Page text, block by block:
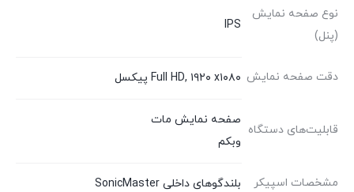
نوع صفحه نمایش
(پنل)
IPS
دقت صفحه نمایش Full HD, ۱۹۲۰ x۱۰۸۰ پیکسل
قابلیت‌های دستگاه
صفحه نمایش مات
وبکم
مشخصات اسپیکر بلندگوهای داخلی SonicMaster